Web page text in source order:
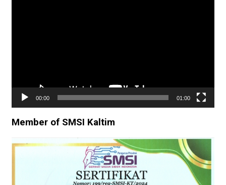
00:00 01:00
Member of SMSI Kaltim